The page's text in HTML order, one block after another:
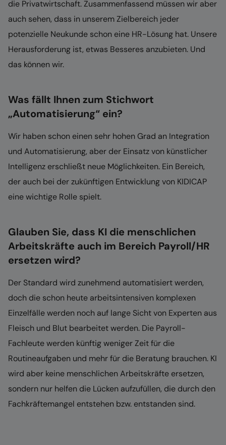
die Privatwirtschaft. Zusammenfassend müssen wir aber
auch sehen, dass in unserem Zielbereich jeder
potenzielle Neukunde schon eine HR-Lösung hat. Unsere
Herausforderung ist, etwas Besseres anzubieten. Und
das können wir.
Was fällt Ihnen zum Stichwort
„Automatisierung“ ein?
Wir haben schon einen sehr hohen Grad an Integration
und Automatisierung, aber der Einsatz von künstlicher
Intelligenz erschließt neue Möglichkeiten. Ein Bereich,
der auch bei der zukünftigen Entwicklung von KIDICAP
eine wichtige Rolle spielt.
Glauben Sie, dass KI die menschlichen
Arbeitskräfte auch im Bereich Payroll/HR
ersetzen wird?
Der Standard wird zunehmend automatisiert werden,
doch die schon heute arbeitsintensiven komplexen
Einzelfälle werden noch auf lange Sicht von Experten aus
Fleisch und Blut bearbeitet werden. Die Payroll-
Fachleute werden künftig weniger Zeit für die
Routineaufgaben und mehr für die Beratung brauchen. KI
wird aber keine menschlichen Arbeitskräfte ersetzen,
sondern nur helfen die Lücken aufzufüllen, die durch den
Fachkräftemangel entstehen bzw. entstanden sind.